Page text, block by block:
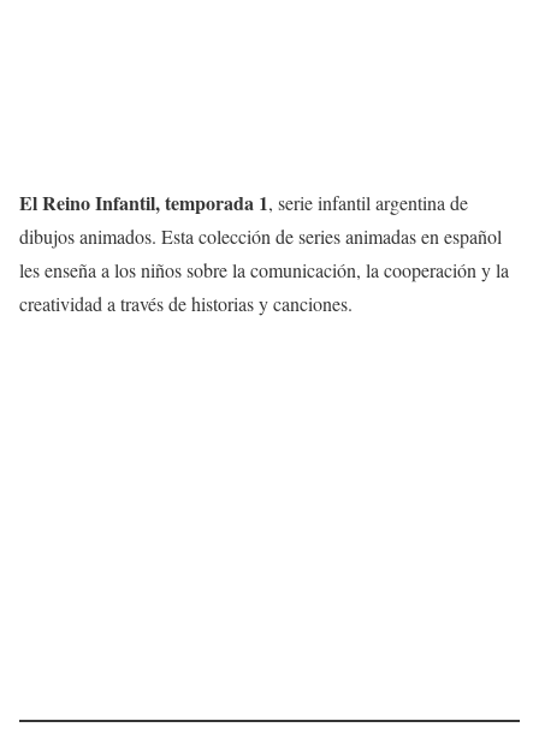
El Reino Infantil, temporada 1, serie infantil argentina de
dibujos animados. Esta colección de series animadas en español
les enseña a los niños sobre la comunicación, la cooperación y la
creatividad a través de historias y canciones.